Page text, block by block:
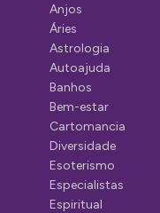
Anjos
Áries
Astrologia
Autoajuda
Banhos
Bem-estar
Cartomancia
Diversidade
Esoterismo
Especialistas
Espiritual